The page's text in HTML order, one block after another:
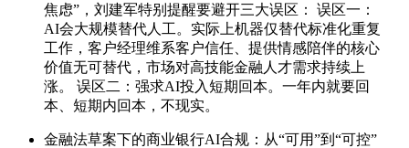
焦虑”，刘建军特别提醒要避开三大误区： 误区一：
AI会大规模替代人工。实际上机器仅替代标准化重复
工作，客户经理维系客户信任、提供情感陪伴的核心
价值无可替代，市场对高技能金融人才需求持续上
涨。 误区二：强求AI投入短期回本。一年内就要回
本、短期内回本，不现实。
金融法草案下的商业银行AI合规：从“可用”到“可控”